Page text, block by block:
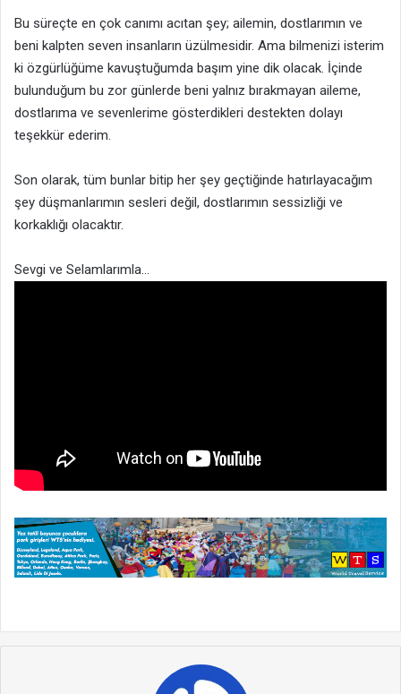
Bu süreçte en çok canımı acıtan şey; ailemin, dostlarımın ve
beni kalpten seven insanların üzülmesidir. Ama bilmenizi isterim
ki özgürlüğüme kavuştuğumda başım yine dik olacak. İçinde
bulunduğum bu zor günlerde beni yalnız bırakmayan aileme,
dostlarıma ve sevenlerime gösterdikleri destekten dolayı
teşekkür ederim.
Son olarak, tüm bunlar bitip her şey geçtiğinde hatırlayacağım
şey düşmanlarımın sesleri değil, dostlarımın sessizliği ve
korkaklığı olacaktır.
Sevgi ve Selamlarımla…